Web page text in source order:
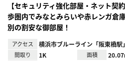
【セキュリティ強化部屋・ネット契
歩圏内でみなとみらいや赤レンガ倉
別の割安な御部屋！
アクセス 横浜市ブルーライン「阪東橋駅
間取り 1K 面積